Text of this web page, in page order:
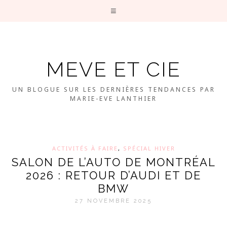
MEVE ET CIE
UN BLOGUE SUR LES DERNIÈRES TENDANCES PAR
MARIE-EVE LANTHIER
ACTIVITÉS À FAIRE, SPÉCIAL HIVER
SALON DE L’AUTO DE MONTRÉAL
2026 : RETOUR D’AUDI ET DE
BMW
27 NOVEMBRE 2025